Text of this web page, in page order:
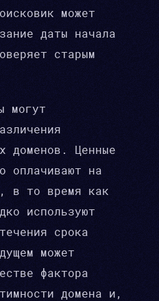
может
даты начала
старым
могут
доменов. Ценные
оплачивают на
в то время как
используют
срока
может
фактора
домена и,